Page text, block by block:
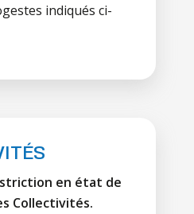
indiqués ci-
en état de
Collectivités.